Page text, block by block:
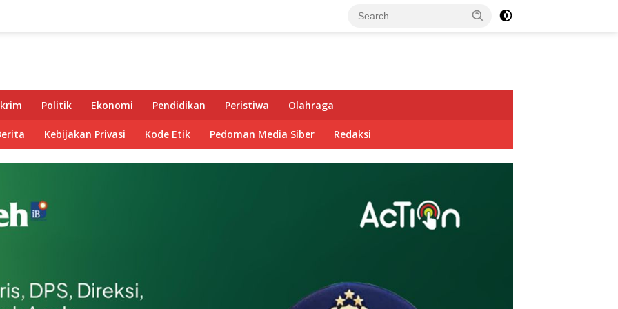
Politik Ekonomi Pendidikan Peristiwa Olahraga
Kebijakan Privasi Kode Etik Pedoman Media Siber Redaksi